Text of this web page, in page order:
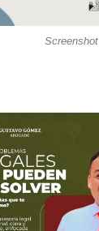
Screenshot